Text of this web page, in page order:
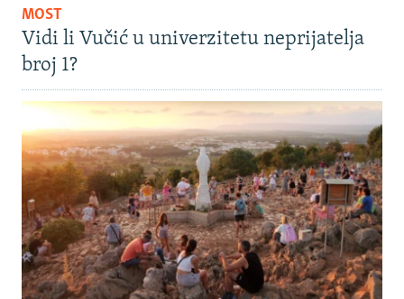
MOST
Vidi li Vučić u univerzitetu neprijatelja
broj 1?